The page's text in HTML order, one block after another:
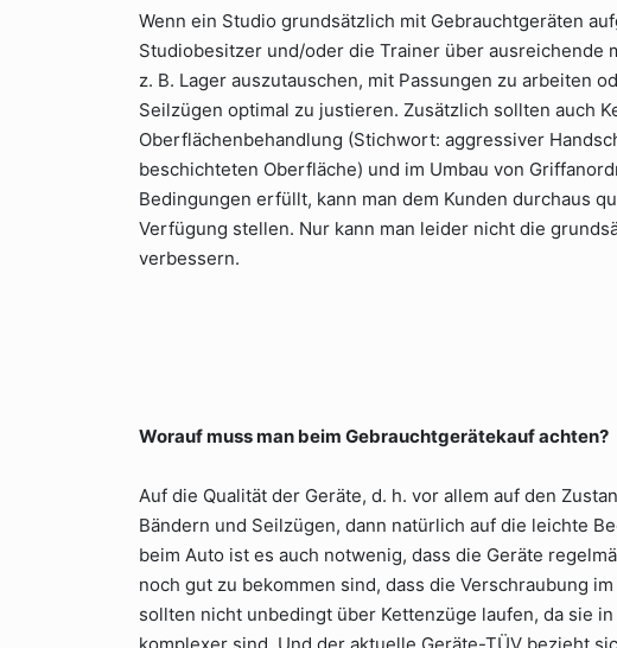
Wenn ein Studio grundsätzlich mit Gebrauchtgeräten
Studiobesitzer und/oder die Trainer über ausreichende
z. B. Lager auszutauschen, mit Passungen zu arbeiten
Seilzügen optimal zu justieren. Zusätzlich sollten auch
Oberflächenbehandlung (Stichwort: aggressiver
beschichteten Oberfläche) und im Umbau von
Bedingungen erfüllt, kann man dem Kunden durchaus
Verfügung stellen. Nur kann man leider nicht die
verbessern.
Worauf muss man beim Gebrauchtgerätekauf achten?
Auf die Qualität der Geräte, d. h. vor allem auf den
Bändern und Seilzügen, dann natürlich auf die leichte
beim Auto ist es auch notwenig, dass die Geräte
noch gut zu bekommen sind, dass die Verschraubung
sollten nicht unbedingt über Kettenzüge laufen, da sie